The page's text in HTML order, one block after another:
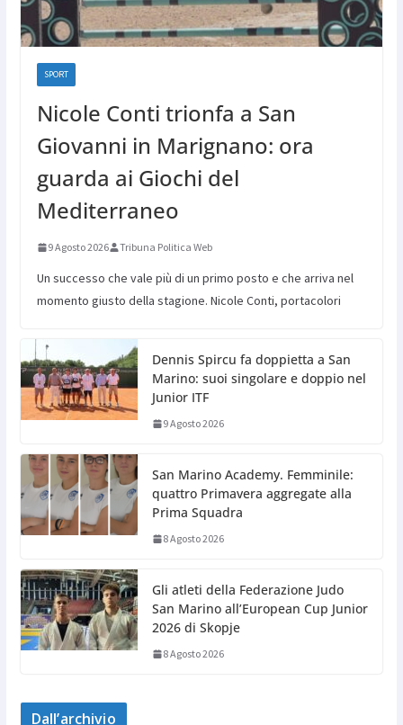
SPORT
Nicole Conti trionfa a San
Giovanni in Marignano: ora
guarda ai Giochi del
Mediterraneo
9 Agosto 2026 Tribuna Politica Web
Un successo che vale più di un primo posto e che arriva nel
momento giusto della stagione. Nicole Conti, portacolori
Dennis Spircu fa doppietta a San
Marino: suoi singolare e doppio nel
Junior ITF
9 Agosto 2026
San Marino Academy. Femminile:
quattro Primavera aggregate alla
Prima Squadra
8 Agosto 2026
Gli atleti della Federazione Judo
San Marino all’European Cup Junior
2026 di Skopje
8 Agosto 2026
Dall’archivio